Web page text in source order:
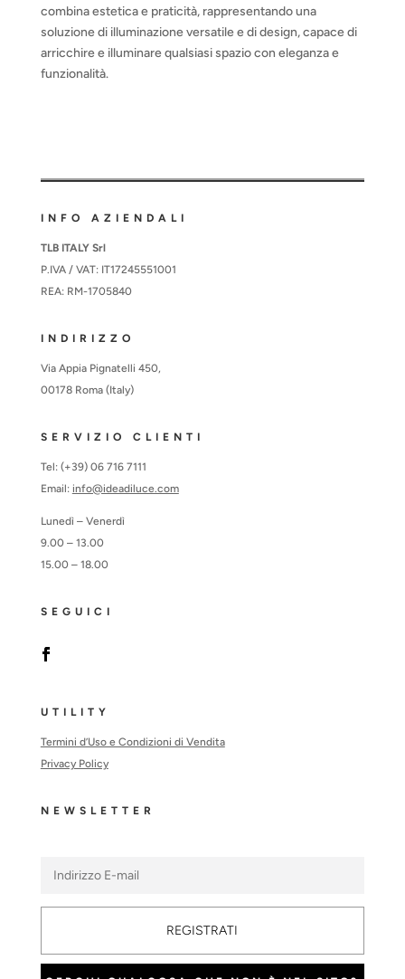
combina estetica e praticità, rappresentando una
soluzione di illuminazione versatile e di design, capace di
arricchire e illuminare qualsiasi spazio con eleganza e
funzionalità.
INFO AZIENDALI
TLB ITALY Srl
P.IVA / VAT: IT17245551001
REA: RM-1705840
INDIRIZZO
Via Appia Pignatelli 450,
00178 Roma (Italy)
SERVIZIO CLIENTI
Tel: (+39) 06 716 7111
Email: info@ideadiluce.com
Lunedì – Venerdì
9.00 – 13.00
15.00 – 18.00
SEGUICI
UTILITY
Termini d’Uso e Condizioni di Vendita
Privacy Policy
NEWSLETTER
REGISTRATI